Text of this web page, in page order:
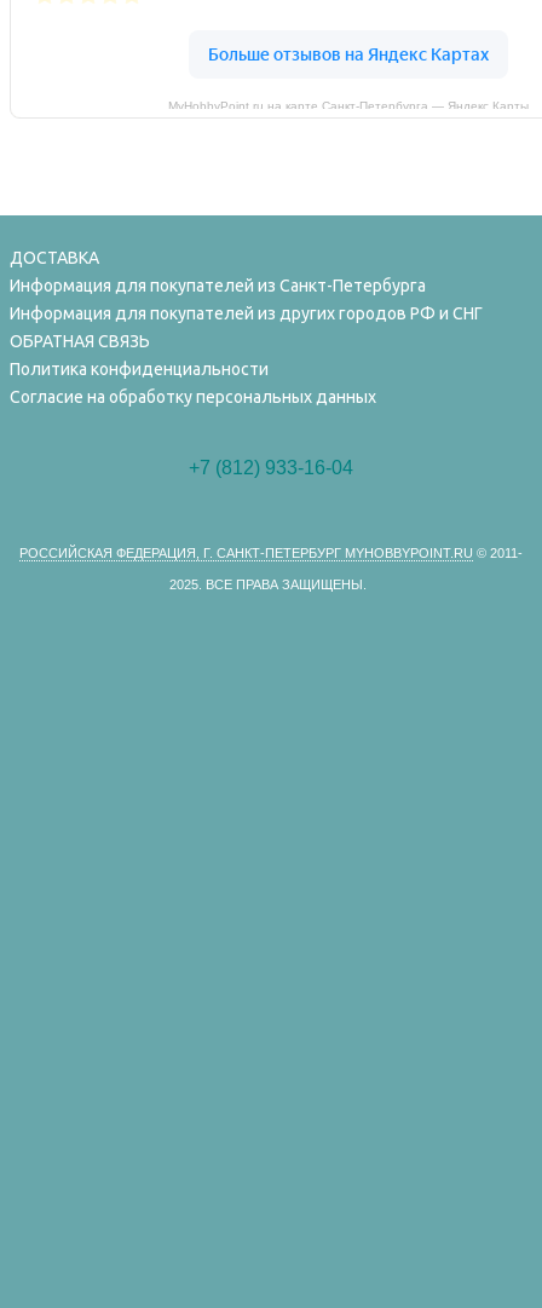
MyHobbyPoint.ru на карте Санкт‑Петербурга — Яндекс Карты
ДОСТАВКА
Информация для покупателей из Санкт-Петербурга
Информация для покупателей из других городов РФ и СНГ
ОБРАТНАЯ СВЯЗЬ
Политика конфиденциальности
Согласие на обработку персональных данных
+7 (812) 933-16-04
РОССИЙСКАЯ ФЕДЕРАЦИЯ, Г. САНКТ-ПЕТЕРБУРГ MYHOBBYPOINT.RU © 2011-
2025. ВСЕ ПРАВА ЗАЩИЩЕНЫ.